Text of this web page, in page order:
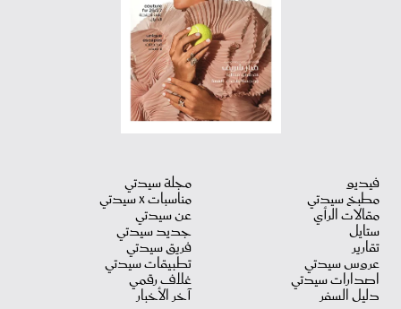
فيديو
مطبخ سيدتي
مقالات الرأي
ستايل
تقارير
عروس سيدتي
اصدارات سيدتي
دليل السفر
مجلة سيدتي
مناسبات X سيدتي
عن سيدتي
جديد سيدتي
فريق سيدتي
تطبيقات سيدتي
غلاف رقمي
آخر الأخبار